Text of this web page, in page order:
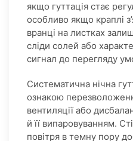
якщо гуттація стає
особливо якщо краплі
вранці на листках
сліди солей або
сигнал до перегляду
Систематична нічна
ознакою
вентиляції або
й її випаровуванням.
повітря в темну пору